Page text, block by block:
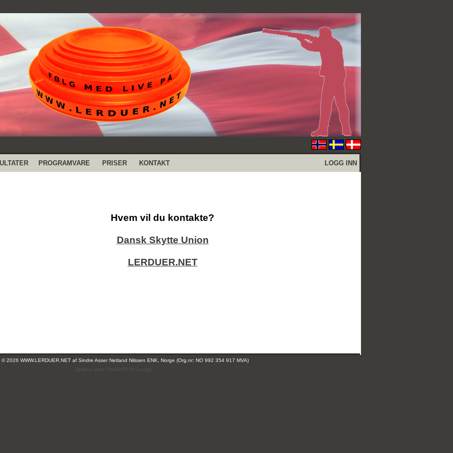
PROGRAMVARE PRISER KONTAKT LOGG INN
Hvem vil du kontakte?
Dansk Skytte Union
LERDUER.NET
© 2026 WWW.LERDUER.NET af Sindre Asser Netland Nilssen ENK, Norge (Org.nr: NO 992 354 917 MVA)
(leirdue-web-76c49c557b-2xvxg)